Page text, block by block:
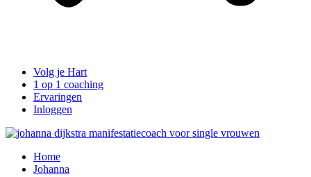
Volg je Hart
1 op 1 coaching
Ervaringen
Inloggen
Home
Johanna